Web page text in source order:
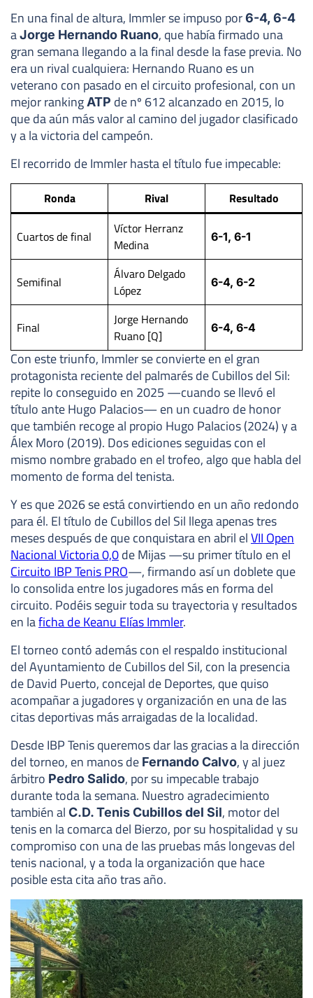
En una final de altura, Immler se impuso por6-4, 6-4
aJorge Hernando Ruano, que había firmado una
gran semana llegando a la final desde la fase previa. No
era un rival cualquiera: Hernando Ruano es un
veterano con pasado en el circuito profesional, con un
mejor ranking ATP de nº 612 alcanzado en 2015, lo
que da aún más valor al camino del jugador clasificado
y a la victoria del campeón.
El recorrido de Immler hasta el título fue impecable:
Ronda Rival Resultado
Cuartos de final
Víctor Herranz
Medina
6-1, 6-1
Semifinal
Álvaro Delgado
López
6-4, 6-2
Final
Jorge Hernando
Ruano [Q]
6-4, 6-4
Con este triunfo, Immler se convierte en el gran
protagonista reciente del palmarés de Cubillos del Sil:
repite lo conseguido en 2025 —cuando se llevó el
título ante Hugo Palacios— en un cuadro de honor
que también recoge al propio Hugo Palacios (2024) y a
Álex Moro (2019). Dos ediciones seguidas con el
mismo nombre grabado en el trofeo, algo que habla del
momento de forma del tenista.
Y es que 2026 se está convirtiendo en un año redondo
para él. El título de Cubillos del Sil llega apenas tres
meses después de que conquistara en abril elVII Open
Nacional Victoria 0,0de Mijas —su primer título en el
Circuito IBP Tenis PRO—, firmando así un doblete que
lo consolida entre los jugadores más en forma del
circuito. Podéis seguir toda su trayectoria y resultados
en laficha de Keanu Elías Immler.
El torneo contó además con el respaldo institucional
del Ayuntamiento de Cubillos del Sil, con la presencia
de David Puerto, concejal de Deportes, que quiso
acompañar a jugadores y organización en una de las
citas deportivas más arraigadas de la localidad.
Desde IBP Tenis queremos dar las gracias a la dirección
del torneo, en manos de Fernando Calvo, y al juez
árbitro Pedro Salido, por su impecable trabajo
durante toda la semana. Nuestro agradecimiento
también al C.D. Tenis Cubillos del Sil, motor del
tenis en la comarca del Bierzo, por su hospitalidad y su
compromiso con una de las pruebas más longevas del
tenis nacional, y a toda la organización que hace
posible esta cita año tras año.